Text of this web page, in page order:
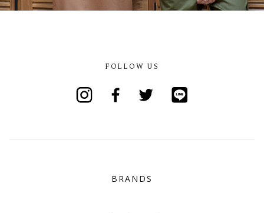
FOLLOW US
BRANDS